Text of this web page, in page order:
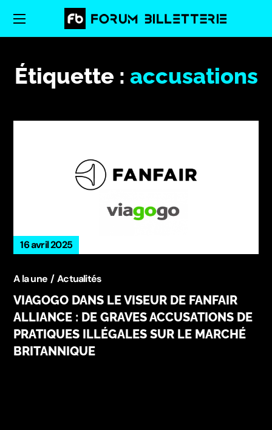
Étiquette : accusations
16 avril 2025
A la une Actualités
VIAGOGO DANS LE VISEUR DE FANFAIR
ALLIANCE : DE GRAVES ACCUSATIONS DE
PRATIQUES ILLÉGALES SUR LE MARCHÉ
BRITANNIQUE